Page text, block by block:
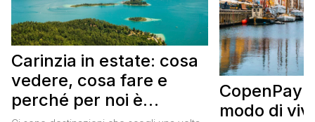
Carinzia in estate: cosa
vedere, cosa fare e
perché per noi è
CopenPay:
modo di